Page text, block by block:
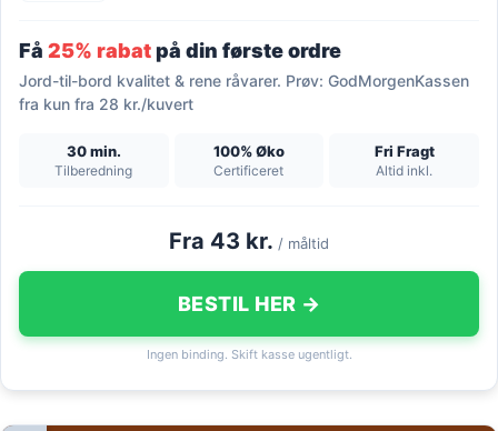
Få 25% rabatpå din første ordre
Jord-til-bord kvalitet & rene råvarer. Prøv: GodMorgenKassen
fra kun fra 28 kr./kuvert
30 min.
Tilberedning
100% Øko
Certificeret
Fri Fragt
Altid inkl.
Fra 43 kr. / måltid
BESTIL HER →
Ingen binding. Skift kasse ugentligt.